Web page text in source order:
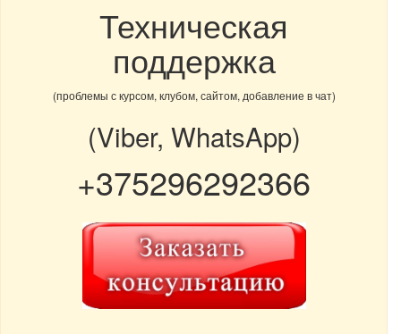
Техническая
поддержка
(проблемы с курсом, клубом, сайтом, добавление в чат)
(Viber, WhatsApp)
+375296292366